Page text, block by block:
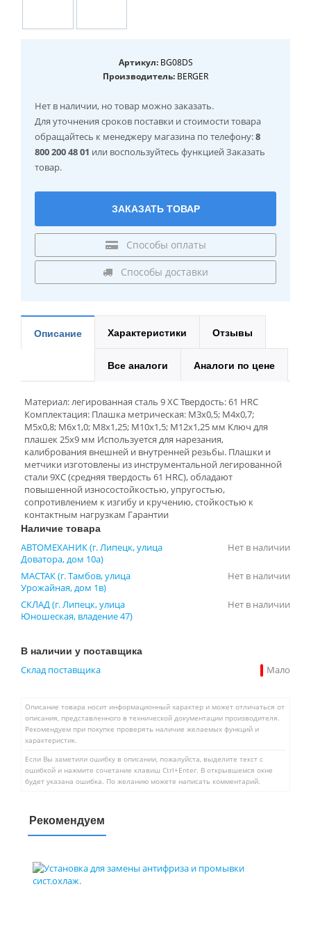
Артикул:BG08DS
Производитель: BERGER
Нет в наличии, но товар можно заказать.
Для уточнения сроков поставки и стоимости товара
обращайтесь к менеджеру магазина по телефону:8
800 200 48 01 или воспользуйтесь функцией Заказать
товар.
ЗАКАЗАТЬ ТОВАР
Способы оплаты
Способы доставки
Описание Характеристики Отзывы
Все аналоги Аналоги по цене
Материал: легированная сталь 9 XC Твердость: 61 HRC
Комплектация: Плашка метрическая: М3х0,5; М4х0,7;
М5х0,8; М6х1,0; М8х1,25; М10х1,5; М12х1,25 мм Ключ для
плашек 25х9 мм Используется для нарезания,
калибрования внешней и внутренней резьбы. Плашки и
метчики изготовлены из инструментальной легированной
стали 9ХС (средняя твердость 61 HRC), обладают
повышенной износостойкостью, упругостью,
сопротивлением к изгибу и кручению, стойкостью к
контактным нагрузкам Гарантии
Наличие товара
АВТОМЕХАНИК (г. Липецк, улица
Доватора, дом 10а)
Нет в наличии
МАСТАК (г. Тамбов, улица
Урожайная, дом 1в)
Нет в наличии
СКЛАД (г. Липецк, улица
Юношеская, владение 47)
Нет в наличии
В наличии у поставщика
Склад поставщика Мало
Описание товара носит информационный характер и может отличаться от
описания, представленного в технической документации производителя.
Рекомендуем при покупке проверять наличие желаемых функций и
характеристик.
Если Вы заметили ошибку в описании, пожалуйста, выделите текст с
ошибкой и нажмите сочетание клавиш Ctrl+Enter. В открывшемся окне
будет указана ошибка. По желанию можете написать комментарий.
Рекомендуем